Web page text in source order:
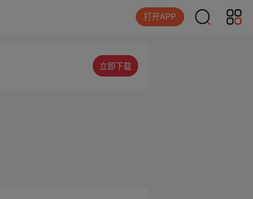
打开APP
立即下载